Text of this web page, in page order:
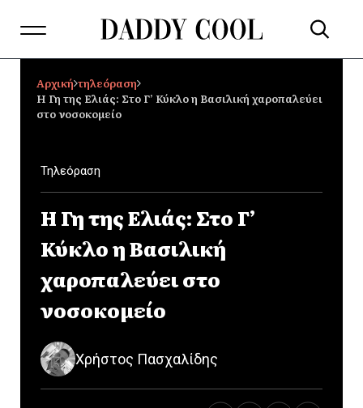
Αρχική τηλεόραση
Η Γη της Ελιάς: Στο Γ’ Κύκλο η Βασιλική χαροπαλεύει
στο νοσοκομείο
Τηλεόραση
Η Γη της Ελιάς: Στο Γ’
Κύκλο η Βασιλική
χαροπαλεύει στο
νοσοκομείο
Χρήστος Πασχαλίδης